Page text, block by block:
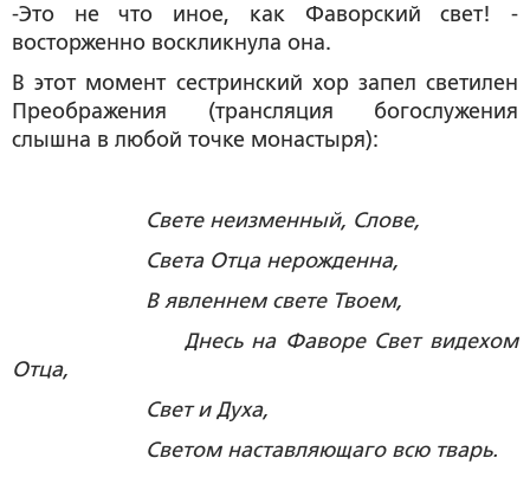
-Это не что иное, как Фаворский свет! -
восторженно воскликнула она.
В этот момент сестринский хор запел светилен
Преображения (трансляция богослужения
слышна в любой точке монастыря):
Свете неизменный, Слове,
Света Отца нерожденна,
В явленнем свете Твоем,
Днесь на Фаворе Свет видехом
Отца,
Свет и Духа,
Светом наставляющаго всю тварь.